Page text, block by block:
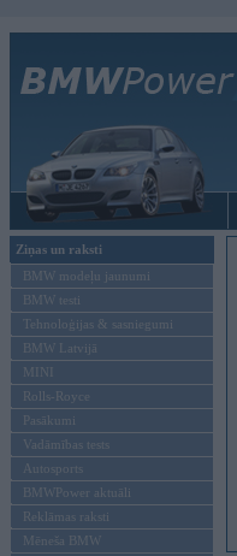
Ziņas un raksti
BMW modeļu jaunumi
BMW testi
Tehnoloģijas & sasniegumi
BMW Latvijā
MINI
Rolls-Royce
Pasākumi
Vadāmības tests
Autosports
BMWPower aktuāli
Reklāmas raksti
Mēneša BMW